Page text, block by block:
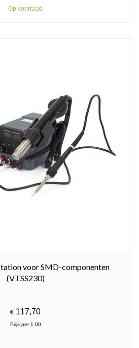
Op voorraad
voor SMD-componenten
(VTSS230)
€ 117,70
Prijs per 1.00